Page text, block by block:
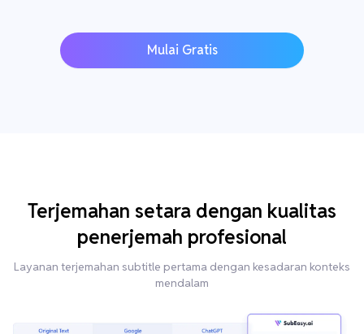
Mulai Gratis
Terjemahan setara dengan kualitas
penerjemah profesional
Layanan terjemahan subtitle pertama dengan kesadaran konteks
mendalam